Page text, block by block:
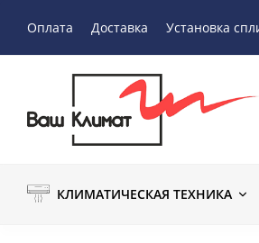
Оплата Доставка Установка
КЛИМАТИЧЕСКАЯ ТЕХНИКА